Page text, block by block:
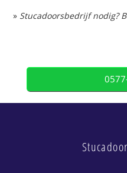
» Stucadoorsbedrijf nodig?